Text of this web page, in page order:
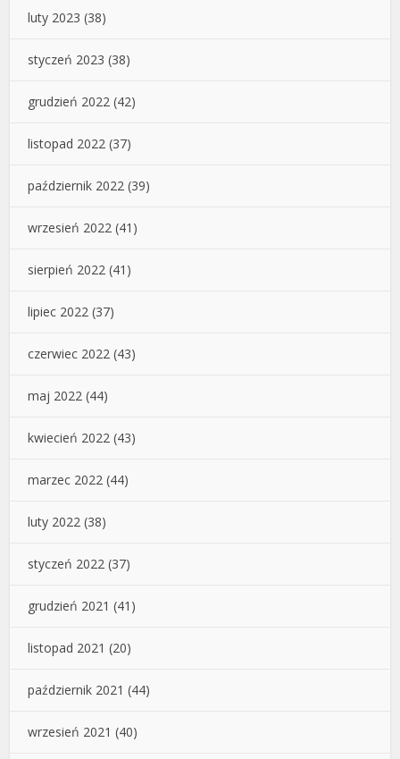
luty 2023 (38)
styczeń 2023 (38)
grudzień 2022 (42)
listopad 2022 (37)
październik 2022 (39)
wrzesień 2022 (41)
sierpień 2022 (41)
lipiec 2022 (37)
czerwiec 2022 (43)
maj 2022 (44)
kwiecień 2022 (43)
marzec 2022 (44)
luty 2022 (38)
styczeń 2022 (37)
grudzień 2021 (41)
listopad 2021 (20)
październik 2021 (44)
wrzesień 2021 (40)